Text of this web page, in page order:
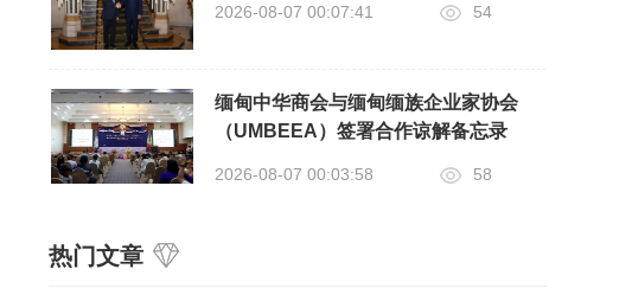
2026-08-07 00:07:41 54
缅甸中华商会与缅甸缅族企业家协会
（UMBEEA）签署合作谅解备忘录
2026-08-07 00:03:58 58
热门文章